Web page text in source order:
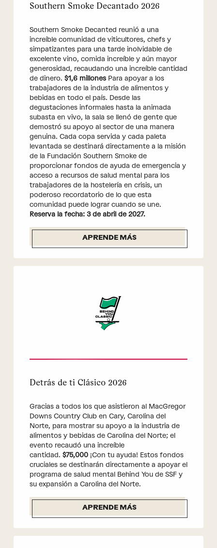
Southern Smoke Decantado 2026
Southern Smoke Decanted reunió a una
increíble comunidad de viticultores, chefs y
simpatizantes para una tarde inolvidable de
excelente vino, comida increíble y aún mayor
generosidad, recaudando una increíble cantidad
de dinero. $1,6 millonesPara apoyar a los
trabajadores de la industria de alimentos y
bebidas en todo el país. Desde las
degustaciones informales hasta la animada
subasta en vivo, la sala se llenó de gente que
demostró su apoyo al sector de una manera
genuina. Cada copa servida y cada paleta
levantada se destinará directamente a la misión
de la Fundación Southern Smoke de
proporcionar fondos de ayuda de emergencia y
acceso a recursos de salud mental para los
trabajadores de la hostelería en crisis, un
poderoso recordatorio de lo que esta
comunidad puede lograr cuando se une.
Reserva la fecha: 3 de abril de 2027.
APRENDE MÁS
Detrás de ti Clásico 2026
Gracias a todos los que asistieron al MacGregor
Downs Country Club en Cary, Carolina del
Norte, para mostrar su apoyo a la industria de
alimentos y bebidas de Carolina del Norte; el
evento recaudó una increíble
cantidad. $75,000 ¡Con tu ayuda! Estos fondos
cruciales se destinarán directamente a apoyar el
programa de salud mental Behind You de SSF y
su expansión a Carolina del Norte.
APRENDE MÁS